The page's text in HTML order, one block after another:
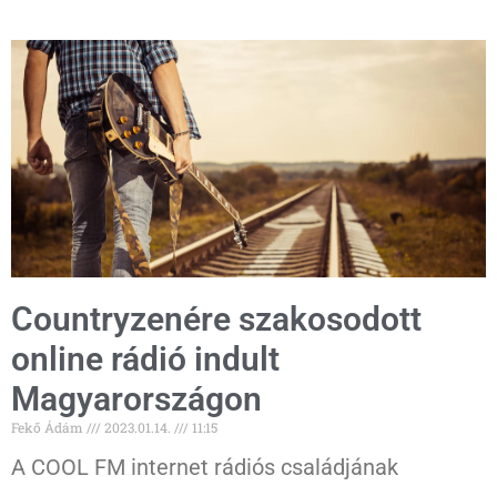
Countryzenére szakosodott
online rádió indult
Magyarországon
Fekő Ádám 2023.01.14. 11:15
A COOL FM internet rádiós családjának